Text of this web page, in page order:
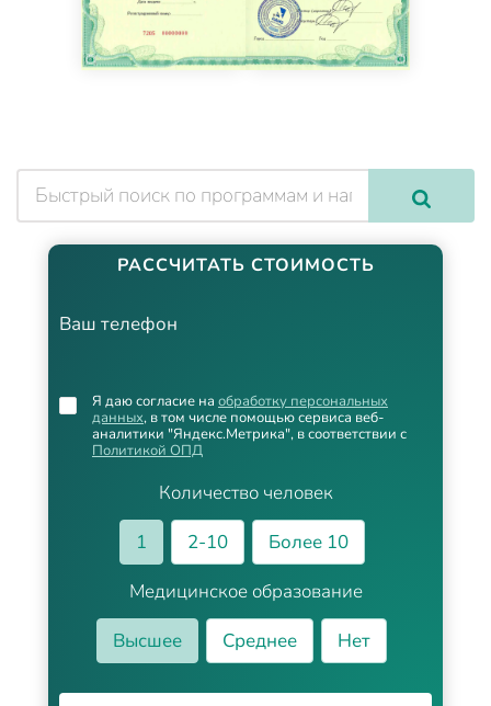
РАССЧИТАТЬ СТОИМОСТЬ
Ваш телефон
Количество человек
1
2-10
Более 10
Медицинское образование
Высшее
Среднее Нет
Я даю согласие на обработку персональных
данных, в том числе помощью сервиса веб-
аналитики "Яндекс.Метрика", в соответствии с
Политикой ОПД